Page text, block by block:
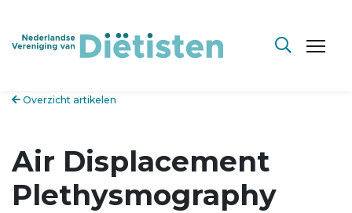
Overzicht artikelen
Air Displacement
Plethysmography